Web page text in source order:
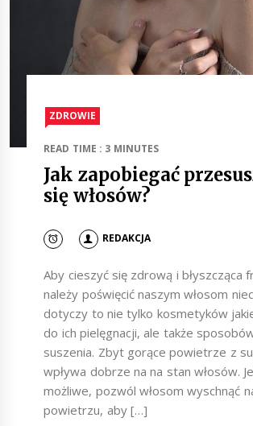
ZDROWIE
READ TIME : 3 MINUTES
Jak zapobiegać
się włosów?
REDAKCJA
Aby cieszyć się zdrową i błyszcząca
należy poświęcić naszym włosom
dotyczy to nie tylko kosmetyków
do ich pielęgnacji, ale także
suszenia. Zbyt gorące powietrze z
wpływa dobrze na na stan włosów.
możliwe, pozwól włosom wyschnąć
powietrzu, aby […]